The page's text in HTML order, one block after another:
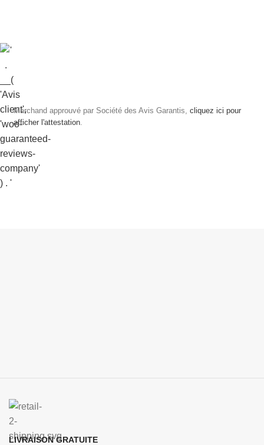
Marchand approuvé par Société des Avis Garantis, cliquez ici pour
afficher l'attestation
LIVRAISON GRATUITE